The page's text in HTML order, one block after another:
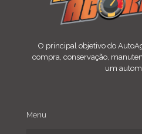
O principal objetivo do
compra, conservação,
um
Menu